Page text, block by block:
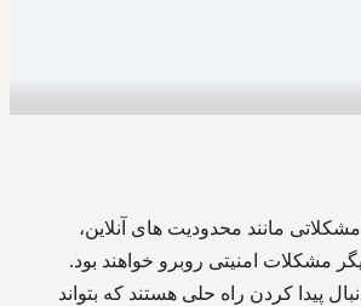
مشکلاتی مانند محدودیت های آنلاین،
مشکلات امنیتی روبرو خواهند بود.
پیدا کردن راه حلی هستند که بتواند